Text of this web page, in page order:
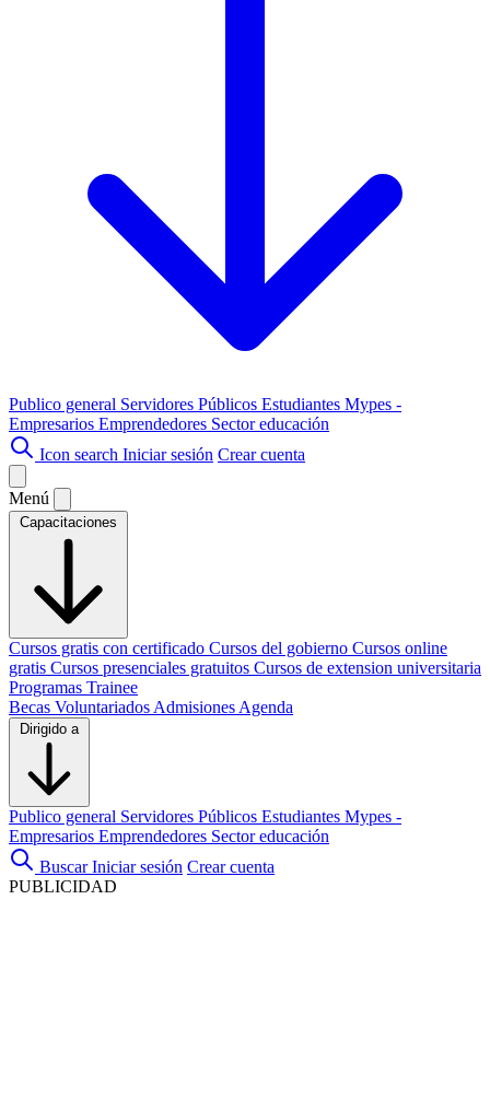
Publico general Servidores Públicos Estudiantes Mypes -
Empresarios Emprendedores Sector educación
Icon search Iniciar sesión Crear cuenta
Menú
Capacitaciones
Cursos gratis con certificado Cursos del gobierno Cursos online
gratis Cursos presenciales gratuitos Cursos de extension universitaria
Programas Trainee
Becas Voluntariados Admisiones Agenda
Dirigido a
Publico general Servidores Públicos Estudiantes Mypes -
Empresarios Emprendedores Sector educación
Buscar Iniciar sesión Crear cuenta
PUBLICIDAD